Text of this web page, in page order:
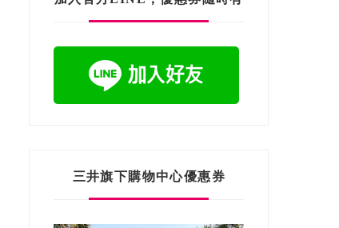
三井旗下購物中心優惠券